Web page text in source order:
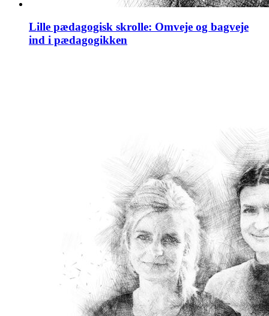
Lille pædagogisk skrolle: Omveje og bagveje
ind i pædagogikken